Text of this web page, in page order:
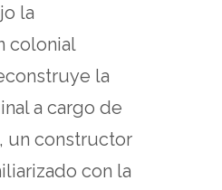
la
colonial
la
a cargo de
un constructor
con la